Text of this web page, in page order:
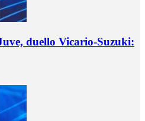
duello Vicario-Suzuki: